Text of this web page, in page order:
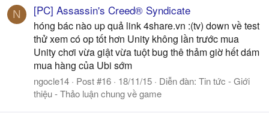
N [PC] Assassin's Creed® Syndicate
hóng bác nào up quả link 4share.vn :(tv) down về test
thử xem có op tốt hơn Unity không lần trước mua
Unity chơi vừa giật vừa tuột bug thê thảm giờ hết dám
mua hàng của Ubi sớm
ngocle14 Post #16 18/11/15 Diễn đàn: Tin tức - Giới
thiệu - Thảo luận chung về game